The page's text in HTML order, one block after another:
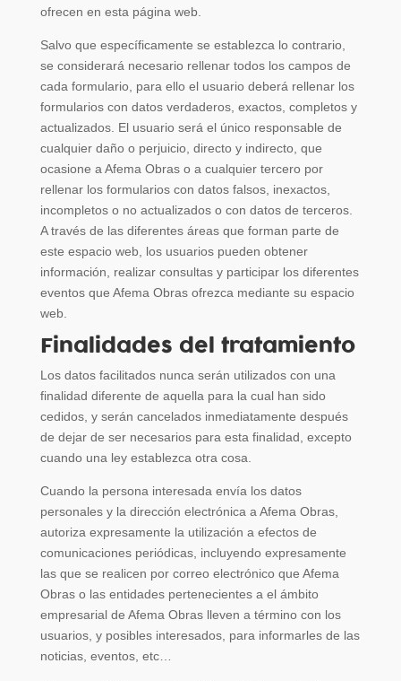
ofrecen en esta página web.
Salvo que específicamente se establezca lo contrario,
se considerará necesario rellenar todos los campos de
cada formulario, para ello el usuario deberá rellenar los
formularios con datos verdaderos, exactos, completos y
actualizados. El usuario será el único responsable de
cualquier daño o perjuicio, directo y indirecto, que
ocasione a Afema Obras o a cualquier tercero por
rellenar los formularios con datos falsos, inexactos,
incompletos o no actualizados o con datos de terceros.
A través de las diferentes áreas que forman parte de
este espacio web, los usuarios pueden obtener
información, realizar consultas y participar los diferentes
eventos que Afema Obras ofrezca mediante su espacio
web.
Finalidades del tratamiento
Los datos facilitados nunca serán utilizados con una
finalidad diferente de aquella para la cual han sido
cedidos, y serán cancelados inmediatamente después
de dejar de ser necesarios para esta finalidad, excepto
cuando una ley establezca otra cosa.
Cuando la persona interesada envía los datos
personales y la dirección electrónica a Afema Obras,
autoriza expresamente la utilización a efectos de
comunicaciones periódicas, incluyendo expresamente
las que se realicen por correo electrónico que Afema
Obras o las entidades pertenecientes a el ámbito
empresarial de Afema Obras lleven a término con los
usuarios, y posibles interesados, para informarles de las
noticias, eventos, etc…